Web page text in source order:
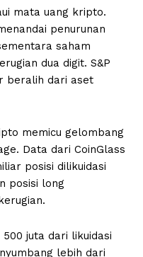
mata uang kripto.
penurunan
saham
dua digit. S&P
beralih dari aset
memicu gelombang
Data dari CoinGlass
posisi dilikuidasi
posisi long
juta dari likuidasi
lebih dari